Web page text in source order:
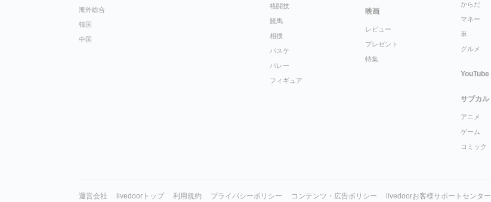
海外総合
韓国
中国
格闘技
競馬
相撲
バスケ
バレー
フィギュア
映画
レビュー
プレゼント
特集
からだ
マネー
車
グルメ
YouTube
サブカル
アニメ
ゲーム
コミック
運営会社 livedoorトップ 利用規約 プライバシーポリシー コンテンツ・広告ポリシー livedoorお客様サポートセンター